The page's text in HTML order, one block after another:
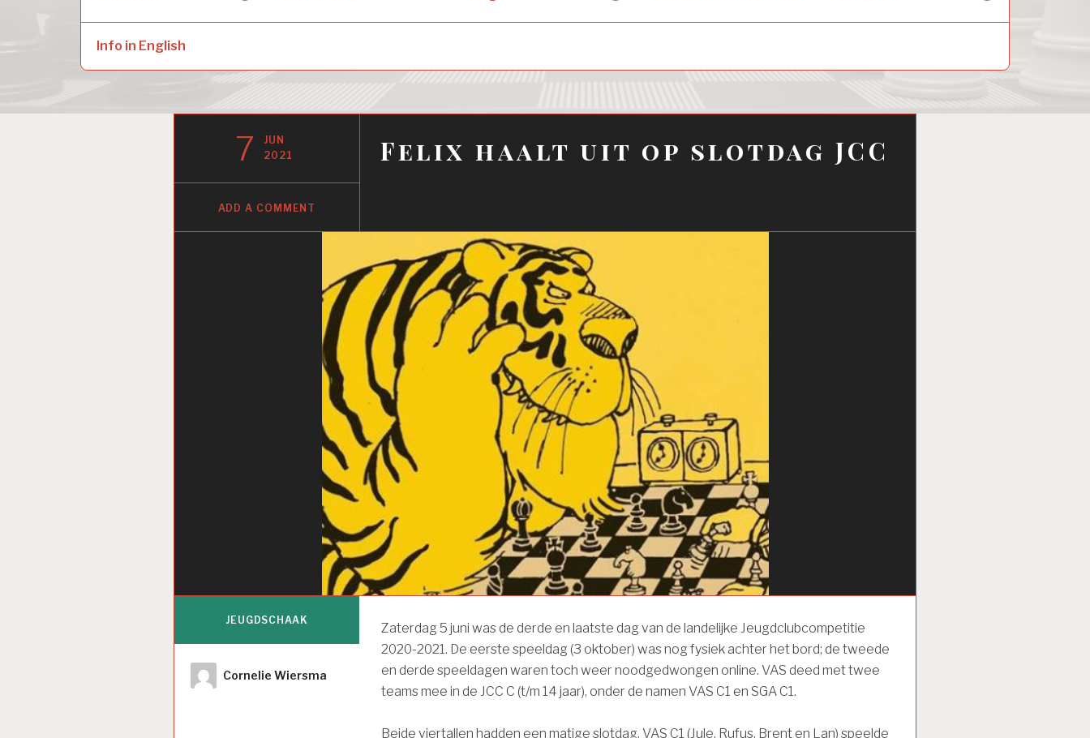
menu
menu
menu
Info in English
Felix haalt uit op slotdag JCC
7
JUN
2021
ADD A COMMENT
Zaterdag 5 juni was de derde en laatste dag van de landelijke Jeugdclubcompetitie
2020-2021. De eerste speeldag (3 oktober) was nog fysiek achter het bord; de tweede
en derde speeldagen waren toch weer noodgedwongen online. VAS deed met twee
teams mee in de JCC C (t/m 14 jaar), onder de namen VAS C1 en SGA C1.
Beide viertallen hadden een matige slotdag. VAS C1 (Jule, Rufus, Brent en Lan) speelde
JEUGDSCHAAK
Author
Cornelie Wiersma